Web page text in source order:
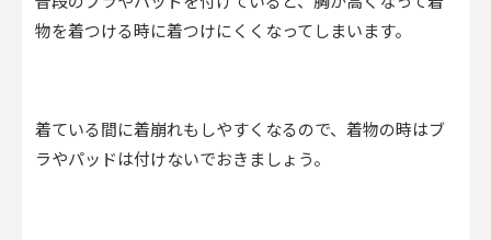
物を着つける時に着つけにくくなってしまいます。
着ている間に着崩れもしやすくなるので、着物の時はブ
ラやパッドは付けないでおきましょう。